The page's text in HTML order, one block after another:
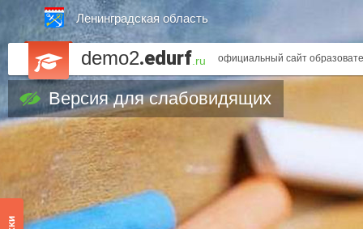
Ленинградская область
demo2.edurf .ru официальный сайт
Версия для слабовидящих